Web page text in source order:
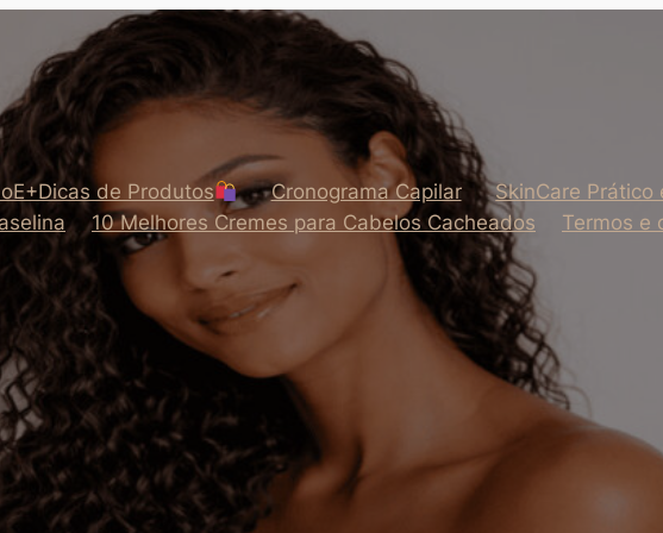
de Produtos Cronograma Capilar SkinCare Prático
10 Melhores Cremes para Cabelos Cacheados Termos e